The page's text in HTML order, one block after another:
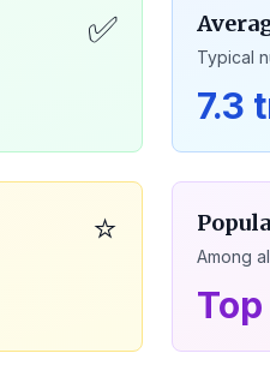
✅
Typical
7.3
⭐
Among
Top